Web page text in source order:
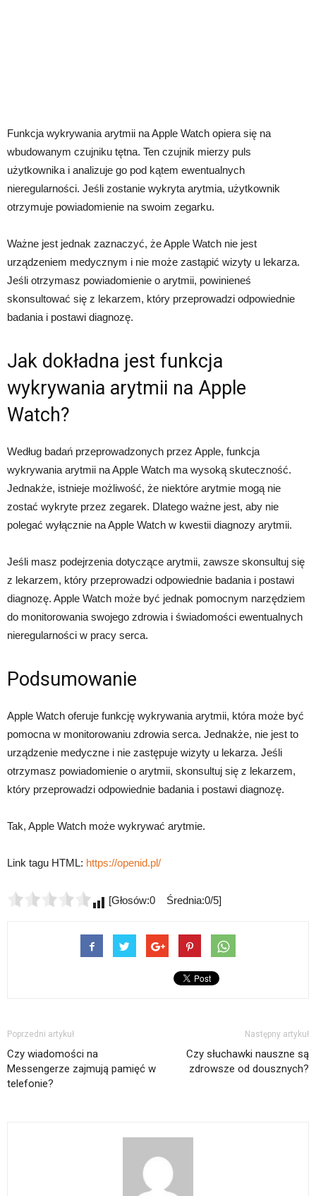
Funkcja wykrywania arytmii na Apple Watch opiera się na
wbudowanym czujniku tętna. Ten czujnik mierzy puls
użytkownika i analizuje go pod kątem ewentualnych
nieregularności. Jeśli zostanie wykryta arytmia, użytkownik
otrzymuje powiadomienie na swoim zegarku.
Ważne jest jednak zaznaczyć, że Apple Watch nie jest
urządzeniem medycznym i nie może zastąpić wizyty u lekarza.
Jeśli otrzymasz powiadomienie o arytmii, powinieneś
skonsultować się z lekarzem, który przeprowadzi odpowiednie
badania i postawi diagnozę.
Jak dokładna jest funkcja
wykrywania arytmii na Apple
Watch?
Według badań przeprowadzonych przez Apple, funkcja
wykrywania arytmii na Apple Watch ma wysoką skuteczność.
Jednakże, istnieje możliwość, że niektóre arytmie mogą nie
zostać wykryte przez zegarek. Dlatego ważne jest, aby nie
polegać wyłącznie na Apple Watch w kwestii diagnozy arytmii.
Jeśli masz podejrzenia dotyczące arytmii, zawsze skonsultuj się
z lekarzem, który przeprowadzi odpowiednie badania i postawi
diagnozę. Apple Watch może być jednak pomocnym narzędziem
do monitorowania swojego zdrowia i świadomości ewentualnych
nieregularności w pracy serca.
Podsumowanie
Apple Watch oferuje funkcję wykrywania arytmii, która może być
pomocna w monitorowaniu zdrowia serca. Jednakże, nie jest to
urządzenie medyczne i nie zastępuje wizyty u lekarza. Jeśli
otrzymasz powiadomienie o arytmii, skonsultuj się z lekarzem,
który przeprowadzi odpowiednie badania i postawi diagnozę.
Tak, Apple Watch może wykrywać arytmie.
Link tagu HTML: https://openid.pl/
[Głosów:0 Średnia:0/5]
Poprzedni artykuł
Czy wiadomości na
Messengerze zajmują pamięć w
telefonie?
Następny artykuł
Czy słuchawki nauszne są
zdrowsze od dousznych?